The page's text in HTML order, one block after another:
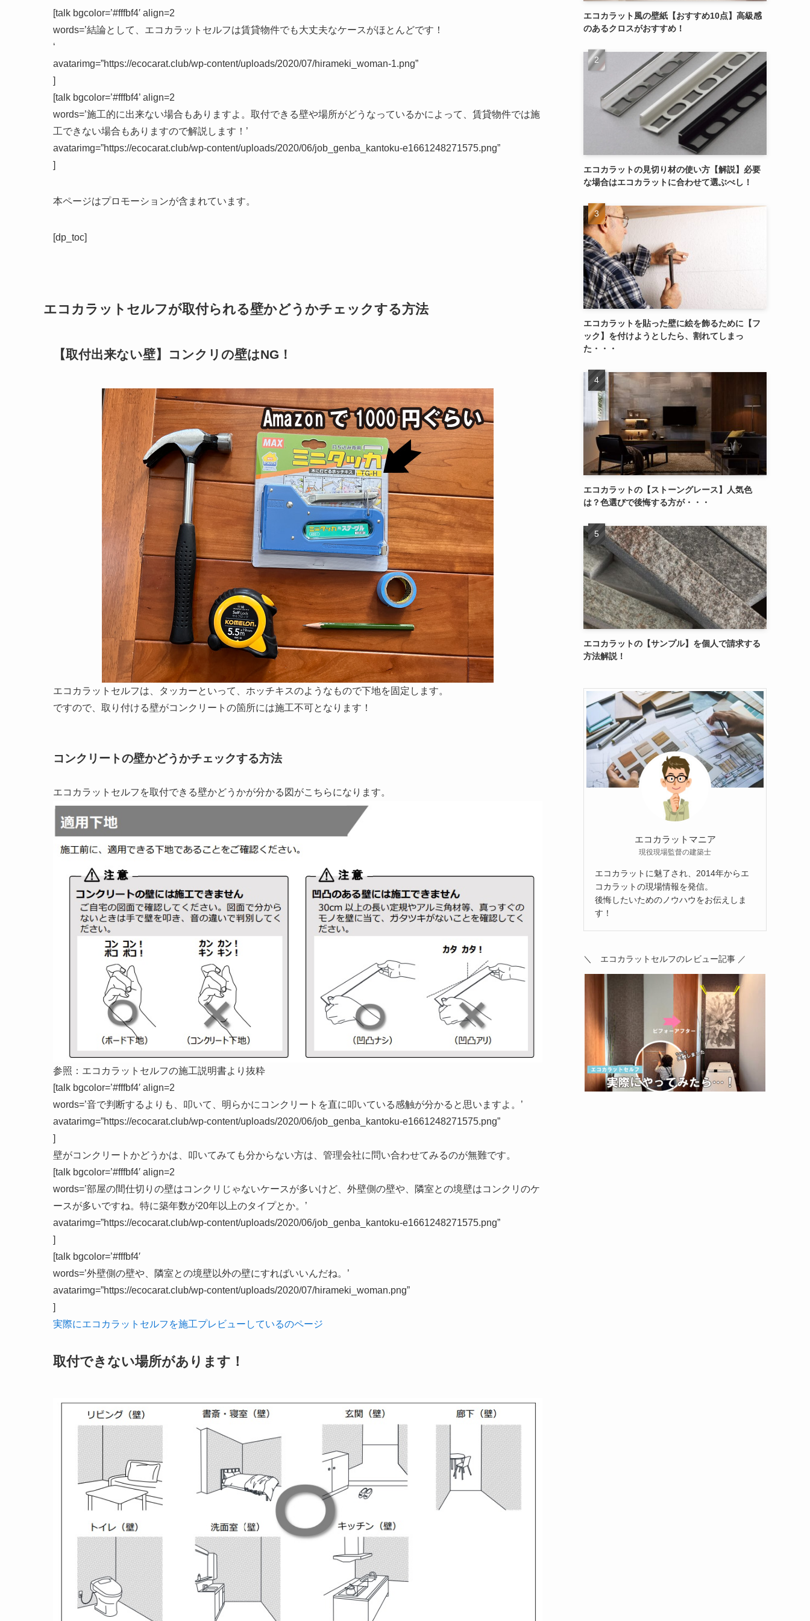
[talk bgcolor=’#fffbf4′ align=2
words=’結論として、エコカラットセルフは賃貸物件でも大丈夫なケースがほとんどです！
‘
avatarimg=”https://ecocarat.club/wp-content/uploads/2020/07/hirameki_woman-1.png”
]
[talk bgcolor=’#fffbf4’ align=2
words=’施工的に出来ない場合もありますよ。 取付できる壁や場所がどうなっているかによって、賃貸物件では施
工できない場合もありますので解説します！’
avatarimg=”https://ecocarat.club/wp-content/uploads/2020/06/job_genba_kantoku-e1661248271575.png”
]
本ページはプロモーションが含まれています。
[dp_toc]
エコカラットセルフが取付られる壁かどうかチェックする方法
【取付出来ない壁】コンクリの壁はNG！
エコカラットセルフは、 タッカーといって、ホッチキスのようなもので下地を固定します。
ですので、取り付ける壁がコンクリート の箇所には施工不可となります！
コンクリートの壁かどうかチェックする方法
エコカラットセルフを取付できる壁かどうかが分かる図がこちらになります。
参照：エコカラットセルフの施工説明書より抜粋
[talk bgcolor=’#fffbf4′ align=2
words=’音で判断するよりも、叩いて、明らかにコンクリートを直に叩いている感触が分かると思いますよ。’
avatarimg=”https://ecocarat.club/wp-content/uploads/2020/06/job_genba_kantoku-e1661248271575.png”
]
壁がコンクリートかどうかは、叩いてみても分からない方は、 管理会社に問い合わせてみるのが無難です。
[talk bgcolor=’#fffbf4′ align=2
words=’部屋の間仕切りの壁はコンクリじゃないケースが多いけど、外壁側の壁や、隣室との境壁はコンクリのケ
ースが多いですね。特に築年数が20年以上のタイプとか。’
avatarimg=”https://ecocarat.club/wp-content/uploads/2020/06/job_genba_kantoku-e1661248271575.png”
]
[talk bgcolor=’#fffbf4′
words=’外壁側の壁や、隣室との境壁以外の壁にすればいいんだね。’
avatarimg=”https://ecocarat.club/wp-content/uploads/2020/07/hirameki_woman.png”
]
実際にエコカラットセルフを施工プレビューしているのページ
取付できない場所があります！
エコカラット風の壁紙【おすすめ10点】高級感
のあるクロスがおすすめ！
エコカラットの見切り材の使い方【解説】必要
な場合はエコカラットに合わせて選ぶべし！
エコカラットを貼った壁に絵を飾るために【フ
ック】を付けようとしたら、割れてしまっ
た・・・
エコカラットの【ストーングレース】人気色
は？色選びで後悔する方が・・・
エコカラットの【サンプル】を個人で請求する
方法解説！
エコカラットマニア
現役現場監督の建築士
エコカラットに魅了され、2014年からエ
コカラットの現場情報を発信。
後悔したいためのノウハウをお伝えしま
す！
＼ エコカラットセルフのレビュー記事 ／